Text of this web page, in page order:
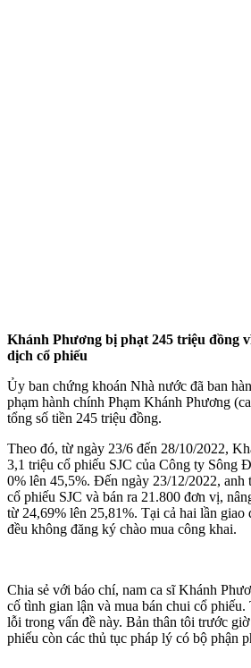
Khánh Phương bị phạt 245 triệu đồng
dịch cổ phiếu
Ủy ban chứng khoán Nhà nước đã ban
phạm hành chính Phạm Khánh Phương
tổng số tiền 245 triệu đồng.
Theo đó, từ ngày 23/6 đến 28/10/2022,
3,1 triệu cổ phiếu SJC của Công ty Sông
0% lên 45,5%. Đến ngày 23/12/2022, anh
cổ phiếu SJC và bán ra 21.800 đơn vị,
từ 24,69% lên 25,81%. Tại cả hai lần
đều không đăng ký chào mua công khai.
Chia sẻ với báo chí, nam ca sĩ Khánh
cố tình gian lận và mua bán chui cổ
lỗi trong vấn đề này. Bản thân tôi trước
phiếu còn các thủ tục pháp lý có bộ phận